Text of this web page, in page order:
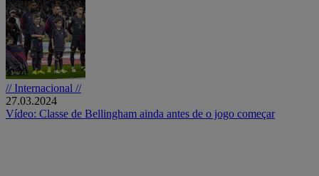
// Internacional //
27.03.2024
Vídeo: Classe de Bellingham ainda antes de o jogo começar